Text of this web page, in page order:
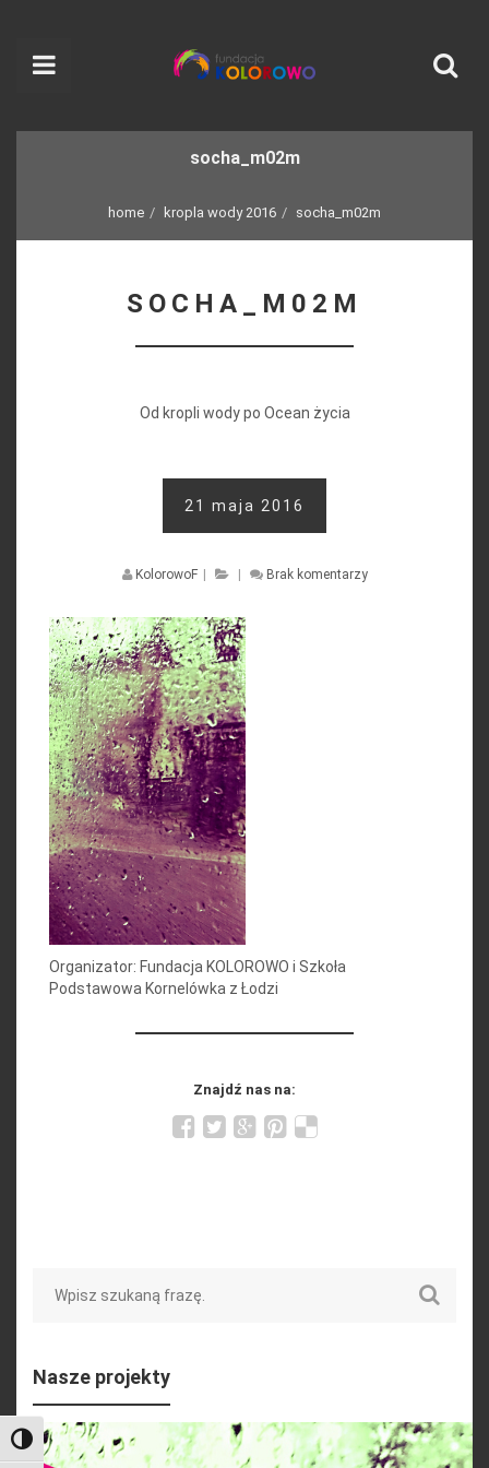
Toggle High Contrast
socha_m02m
home kropla wody 2016 socha_m02m
SOCHA_M02M
Od kropli wody po Ocean życia
21 maja 2016
KolorowoF Brak komentarzy
Organizator: Fundacja KOLOROWO i Szkoła
Podstawowa Kornelówka z Łodzi
Znajdź nas na:
Nasze projekty